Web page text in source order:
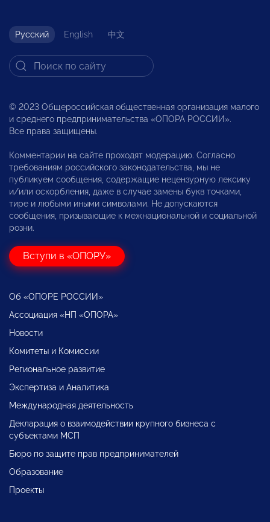
Русский English 中文
© 2023 Общероссийская общественная организация малого
и среднего предпринимательства «ОПОРА РОССИИ».
Все права защищены.
Комментарии на сайте проходят модерацию. Согласно
требованиям российского законодательства, мы не
публикуем сообщения, содержащие нецензурную лексику
и/или оскорбления, даже в случае замены букв точками,
тире и любыми иными символами. Не допускаются
сообщения, призывающие к межнациональной и социальной
розни.
Вступи в «ОПОРУ»
Об «ОПОРЕ РОССИИ»
Ассоциация «НП «ОПОРА»
Новости
Комитеты и Комиссии
Региональное развитие
Экспертиза и Аналитика
Международная деятельность
Декларация о взаимодействии крупного бизнеса с
субъектами МСП
Бюро по защите прав предпринимателей
Образование
Проекты